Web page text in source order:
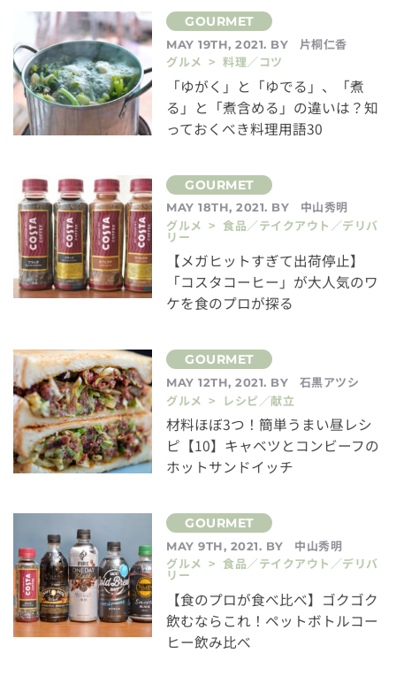
MAY 19TH, 2021. BY
片桐仁香
グルメ > 料理／コツ
「ゆがく」と「ゆでる」、「煮
る」と「煮含める」の違いは？知
っておくべき料理用語30
MAY 18TH, 2021. BY
中山秀明
グルメ > 食品／テイクアウト／デリバ
リー
【メガヒットすぎて出荷停止】
「コスタコーヒー」が大人気のワ
ケを食のプロが探る
MAY 12TH, 2021. BY
石黒アツシ
グルメ > レシピ／献立
材料ほぼ3つ！簡単うまい昼レシ
ピ【10】キャベツとコンビーフの
ホットサンドイッチ
MAY 9TH, 2021. BY
中山秀明
グルメ > 食品／テイクアウト／デリバ
リー
【食のプロが食べ比べ】ゴクゴク
飲むならこれ！ペットボトルコー
ヒー飲み比べ